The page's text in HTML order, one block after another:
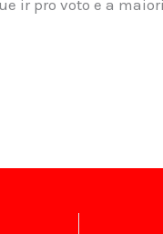
ir pro voto e a